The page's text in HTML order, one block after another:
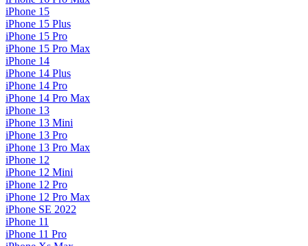
iPhone 15
iPhone 15 Plus
iPhone 15 Pro
iPhone 15 Pro Max
iPhone 14
iPhone 14 Plus
iPhone 14 Pro
iPhone 14 Pro Max
iPhone 13
iPhone 13 Mini
iPhone 13 Pro
iPhone 13 Pro Max
iPhone 12
iPhone 12 Mini
iPhone 12 Pro
iPhone 12 Pro Max
iPhone SE 2022
iPhone 11
iPhone 11 Pro